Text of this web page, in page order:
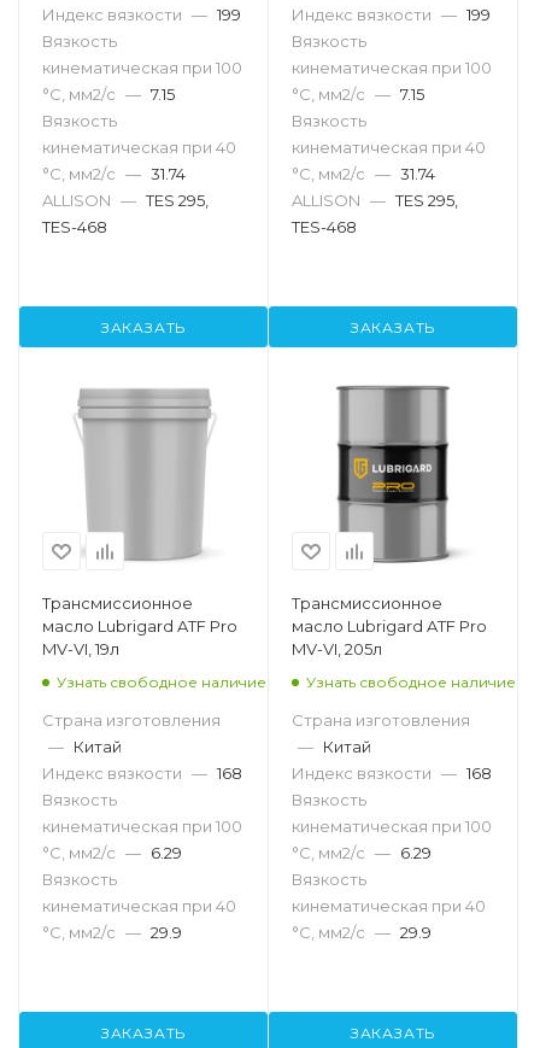
Индекс вязкости — 199
Вязкость
кинематическая при 100
°С, мм2/с — 7.15
Вязкость
кинематическая при 40
°С, мм2/с — 31.74
ALLISON — TES 295,
TES-468
ЗАКАЗАТЬ
Индекс вязкости — 199
Вязкость
кинематическая при 100
°С, мм2/с — 7.15
Вязкость
кинематическая при 40
°С, мм2/с — 31.74
ALLISON — TES 295,
TES-468
ЗАКАЗАТЬ
Трансмиссионное
масло Lubrigard ATF Pro
MV-VI, 19л
Узнать свободное наличие
Страна изготовления
— Китай
Индекс вязкости — 168
Вязкость
кинематическая при 100
°С, мм2/с — 6.29
Вязкость
кинематическая при 40
°С, мм2/с — 29.9
ЗАКАЗАТЬ
Трансмиссионное
масло Lubrigard ATF Pro
MV-VI, 205л
Узнать свободное наличие
Страна изготовления
— Китай
Индекс вязкости — 168
Вязкость
кинематическая при 100
°С, мм2/с — 6.29
Вязкость
кинематическая при 40
°С, мм2/с — 29.9
ЗАКАЗАТЬ